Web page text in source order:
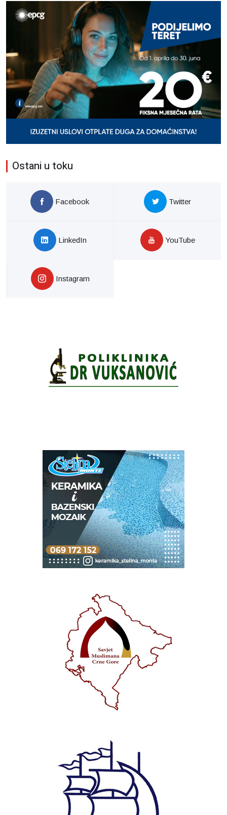
Ostani u toku
Facebook Twitter
LinkedIn YouTube
Instagram